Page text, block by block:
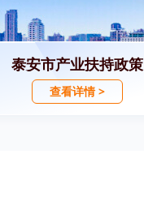
泰安市产业扶持政策
查看详情 >